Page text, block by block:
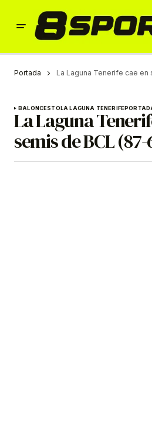
Portada La Laguna Tenerife cae
BALONCESTOLA LAGUNA TENERIFE
La Laguna
semis de BCL